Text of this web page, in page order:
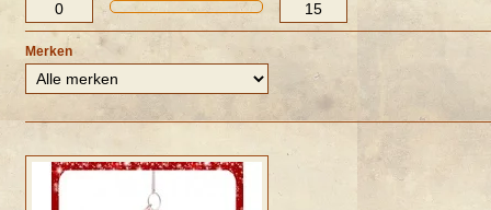
Merken